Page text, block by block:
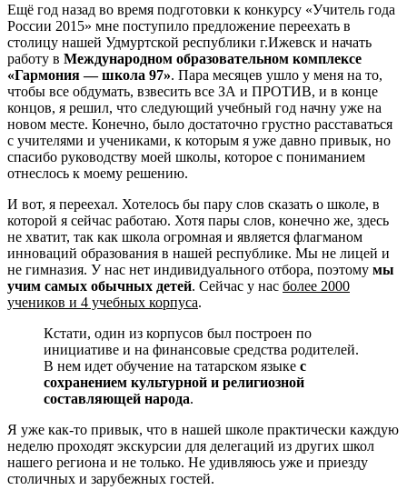
Ещё год назад во время подготовки к конкурсу «Учитель года
России 2015» мне поступило предложение переехать в
столицу нашей Удмуртской республики г.Ижевск и начать
работу в Международном образовательном комплексе
«Гармония — школа 97». Пара месяцев ушло у меня на то,
чтобы все обдумать, взвесить все ЗА и ПРОТИВ, и в конце
концов, я решил, что следующий учебный год начну уже на
новом месте. Конечно, было достаточно грустно расставаться
с учителями и учениками, к которым я уже давно привык, но
спасибо руководству моей школы, которое с пониманием
отнеслось к моему решению.
И вот, я переехал. Хотелось бы пару слов сказать о школе, в
которой я сейчас работаю. Хотя пары слов, конечно же, здесь
не хватит, так как школа огромная и является флагманом
инноваций образования в нашей республике. Мы не лицей и
не гимназия. У нас нет индивидуального отбора, поэтому мы
учим самых обычных детей. Сейчас у нас более 2000
учеников и 4 учебных корпуса.
Кстати, один из корпусов был построен по
инициативе и на финансовые средства родителей.
В нем идет обучение на татарском языке с
сохранением культурной и религиозной
составляющей народа.
Я уже как-то привык, что в нашей школе практически каждую
неделю проходят экскурсии для делегаций из других школ
нашего региона и не только. Не удивляюсь уже и приезду
столичных и зарубежных гостей.